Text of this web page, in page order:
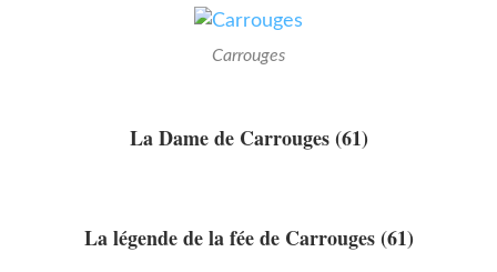
Carrouges
La Dame de Carrouges (61)
La légende de la fée de Carrouges (61)